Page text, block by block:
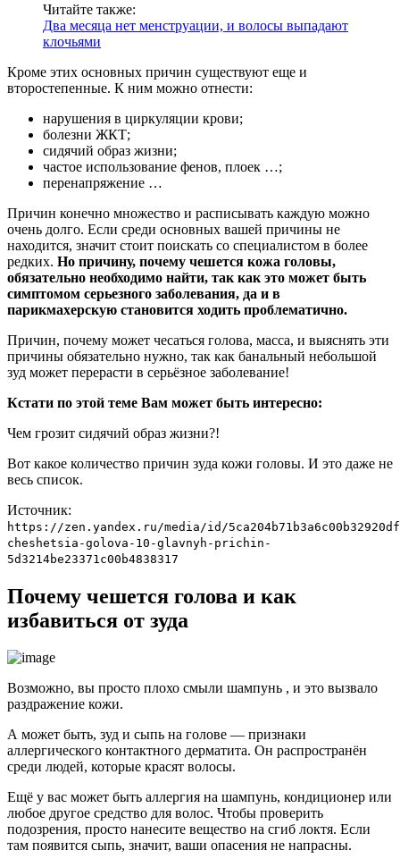
Читайте также:
Два месяца нет менструации, и волосы выпадают
клочьями
Кроме этих основных причин существуют еще и
второстепенные. К ним можно отнести:
нарушения в циркуляции крови;
болезни ЖКТ;
сидячий образ жизни;
частое использование фенов, плоек …;
перенапряжение …
Причин конечно множество и расписывать каждую можно
очень долго. Если среди основных вашей причины не
находится, значит стоит поискать со специалистом в более
редких. Но причину, почему чешется кожа головы,
обязательно необходимо найти, так как это может быть
симптомом серьезного заболевания, да и в
парикмахерскую становится ходить проблематично.
Причин, почему может чесаться голова, масса, и выяснять эти
причины обязательно нужно, так как банальный небольшой
зуд может перерасти в серьёзное заболевание!
Кстати по этой теме Вам может быть интересно:
Чем грозит сидячий образ жизни?!
Вот какое количество причин зуда кожи головы. И это даже не
весь список.
Источник:
https://zen.yandex.ru/media/id/
cheshetsia-golova-10-glavnyh-prichin-
5d3214be23371c00b4838317
Почему чешется голова и как
избавиться от зуда
Возможно, вы просто плохо смыли шампунь , и это вызвало
раздражение кожи.
А может быть, зуд и сыпь на голове — признаки
аллергического контактного дерматита. Он распространён
среди людей, которые красят волосы.
Ещё у вас может быть аллергия на шампунь, кондиционер или
любое другое средство для волос. Чтобы проверить
подозрения, просто нанесите вещество на сгиб локтя. Если
там появится сыпь, значит, ваши опасения не напрасны.